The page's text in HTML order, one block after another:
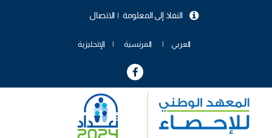
الاتصال النفاذ إلى المعلومة
العربي الفرنسية الإنجليزية